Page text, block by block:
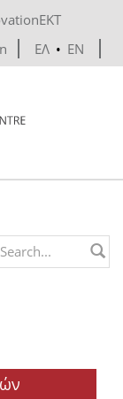
ΕΛ • EN
Search form